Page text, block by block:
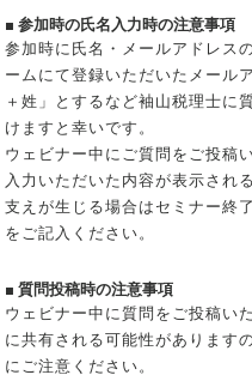
■ 参加時の氏名入力時の注意事項
参加時に氏名・メールアドレス
ームにて登録いただいたメール
＋姓」とするなど袖山税理士に
けますと幸いです。
ウェビナー中にご質問をご投稿
入力いただいた内容が表示され
支えが生じる場合はセミナー終
をご記入ください。
■ 質問投稿時の注意事項
ウェビナー中に質問をご投稿い
に共有される可能性があります
にご注意ください。